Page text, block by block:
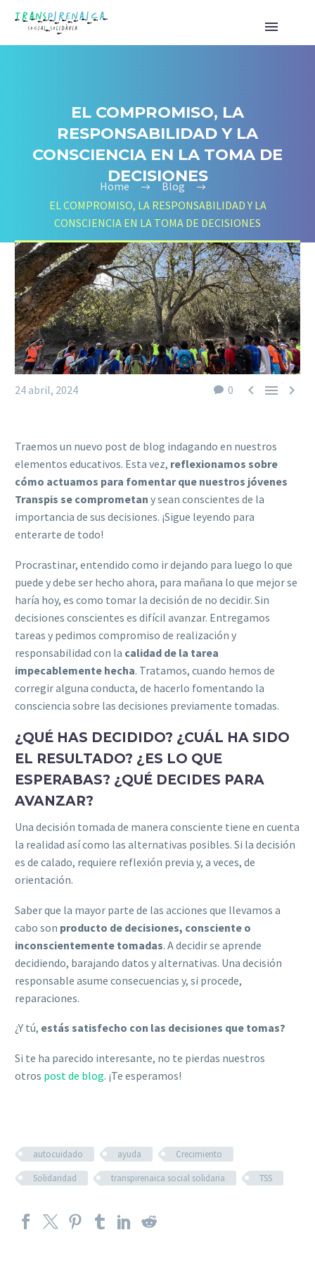
EL COMPROMISO, LA
RESPONSABILIDAD Y LA
CONSCIENCIA EN LA TOMA DE
DECISIONES
Home
Blog
EL COMPROMISO, LA RESPONSABILIDAD Y LA
CONSCIENCIA EN LA TOMA DE DECISIONES
0   
24 abril, 2024
Traemos un nuevo post de blog indagando en nuestros
elementos educativos. Esta vez, reflexionamos sobre
cómo actuamos para fomentar que nuestros jóvenes
Transpis se comprometan y sean conscientes de la
importancia de sus decisiones. ¡Sigue leyendo para
enterarte de todo!
Procrastinar, entendido como ir dejando para luego lo que
puede y debe ser hecho ahora, para mañana lo que mejor se
haría hoy, es como tomar la decisión de no decidir. Sin
decisiones conscientes es difícil avanzar. Entregamos
tareas y pedimos compromiso de realización y
responsabilidad con la calidad de la tarea
impecablemente hecha. Tratamos, cuando hemos de
corregir alguna conducta, de hacerlo fomentando la
consciencia sobre las decisiones previamente tomadas.
¿QUÉ HAS DECIDIDO? ¿CUÁL HA SIDO
EL RESULTADO? ¿ES LO QUE
ESPERABAS? ¿QUÉ DECIDES PARA
AVANZAR?
Una decisión tomada de manera consciente tiene en cuenta
la realidad así como las alternativas posibles. Si la decisión
es de calado, requiere reflexión previa y, a veces, de
orientación.
Saber que la mayor parte de las acciones que llevamos a
cabo son producto de decisiones, consciente o
inconscientemente tomadas. A decidir se aprende
decidiendo, barajando datos y alternativas. Una decisión
responsable asume consecuencias y, si procede,
reparaciones.
¿Y tú, estás satisfecho con las decisiones que tomas?
Si te ha parecido interesante, no te pierdas nuestros
otros post de blog. ¡Te esperamos!
autocuidado ayuda
Crecimiento
Solidaridad
transpirenaica social solidaria TSS